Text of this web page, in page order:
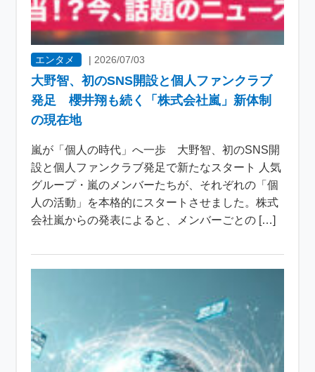
エンタメ | 2026/07/03
大野智、初のSNS開設と個人ファンクラブ
発足 櫻井翔も続く「株式会社嵐」新体制
の現在地
嵐が「個人の時代」へ一歩 大野智、初のSNS開
設と個人ファンクラブ発足で新たなスタート 人気
グループ・嵐のメンバーたちが、それぞれの「個
人の活動」を本格的にスタートさせました。株式
会社嵐からの発表によると、メンバーごとの […]